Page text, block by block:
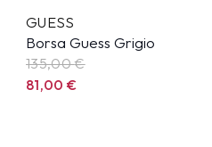
GUESS
Borsa Guess Grigio
135,00€
81,00€